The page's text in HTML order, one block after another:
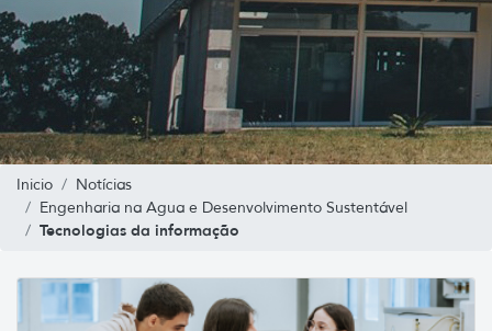
Inicio
Notícias
Engenharia na Agua e Desenvolvimento Sustentável
Tecnologias da informação